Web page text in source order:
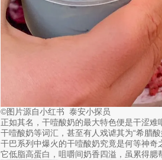
©图片源自小红书 泰安小探员
正如其名，干噎酸奶的最大特色便是干涩
干噎酸奶等词汇，甚至有人戏谑其为“希腊酸
干巴系列中爆火的干噎酸奶究竟是何等神
它低脂高蛋白，咀嚼间奶香四溢，虽累得腮